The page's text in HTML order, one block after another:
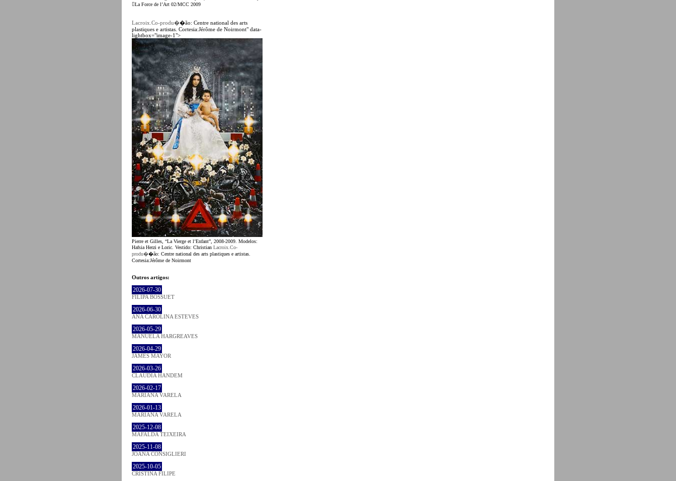
La Force de l’Art 02/MCC 2009
Lacroix.Co-produ��ão: Centre national des arts
plastiques e artistas. Cortesia:Jérôme de Noirmont" data-
lightbox="image-1">
Pierre et Gilles, “La Vierge et l’Enfant”, 2008-2009. Modelos:
Hafsia Herzi e Loric. Vestido: Christian Lacroix.Co-
produ��ão: Centre national des arts plastiques e artistas.
Cortesia:Jérôme de Noirmont
Outros artigos:
2026-07-30
FILIPA BOSSUET
2026-06-30
ANA CAROLINA ESTEVES
2026-05-29
MANUELA HARGREAVES
2026-04-29
JAMES MAYOR
2026-03-26
CLÁUDIA HANDEM
2026-02-17
MARIANA VARELA
2026-01-13
MARIANA VARELA
2025-12-08
MAFALDA TEIXEIRA
2025-11-08
JOANA CONSIGLIERI
2025-10-05
CRISTINA FILIPE